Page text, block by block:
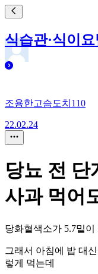
식습관·식이요
조용한고슴도치110
22.02.24
당뇨 전 단
사과 먹어
당화혈색소가 5.7밑
그래서 아침에 밥 대
렇게 먹는데